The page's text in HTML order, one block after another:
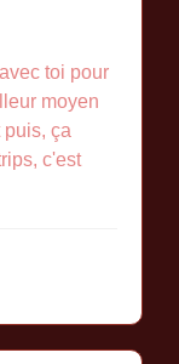
toi pour
moyen
puis, ça
c'est